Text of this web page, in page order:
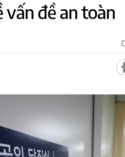
vấn đề an toàn